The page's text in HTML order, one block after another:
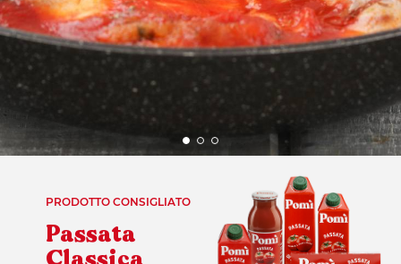
PRODOTTO CONSIGLIATO
Passata